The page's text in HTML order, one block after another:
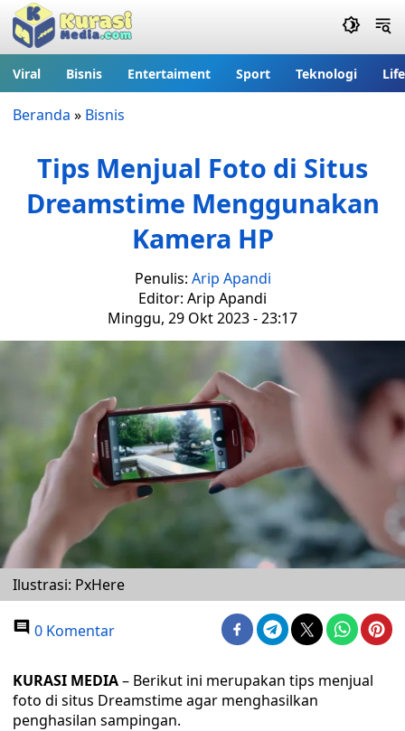
Viral Bisnis Entertaiment Sport Teknologi
Beranda » Bisnis
Tips Menjual Foto di Situs
Dreamstime Menggunakan
Kamera HP
Penulis: Arip Apandi
Editor: Arip Apandi
Minggu, 29 Okt 2023 - 23:17
Ilustrasi: PxHere
0 Komentar
KURASI MEDIA– Berikut ini merupakan tips menjual
foto di situs Dreamstime agar menghasilkan
penghasilan sampingan.